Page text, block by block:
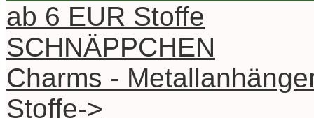
ab 6 EUR Stoffe
SCHNÄPPCHEN
Charms -
Stoffe->